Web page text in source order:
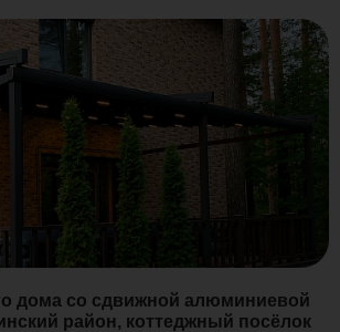
дома со сдвижной алюминиевой
район, коттеджный посёлок